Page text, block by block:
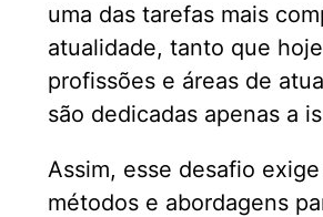
uma das tarefas mais
atualidade, tanto que
profissões e áreas de
são dedicadas apenas a
Assim, esse desafio
métodos e abordagens